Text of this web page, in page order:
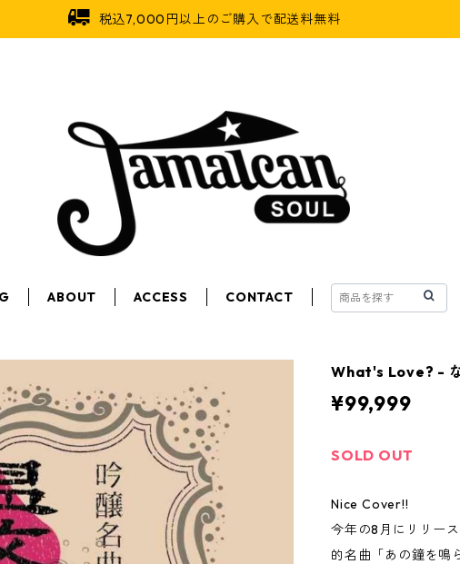
税込7,000円以上のご購入で配送料無料
ABOUT ACCESS CONTACT
What's Love? -
¥99,999
SOLD OUT
Nice Cover!!
今年の8月にリリー
的名曲「あの鐘を鳴